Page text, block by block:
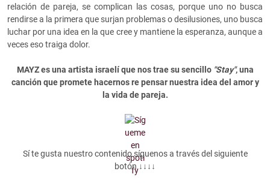
relación de pareja, se complican las cosas, porque uno no busca
rendirse a la primera que surjan problemas o desilusiones, uno busca
luchar por una idea en la que cree y mantiene la esperanza, aunque a
veces eso traiga dolor.
MAYZ es una artista israelí que nos trae su sencillo "Stay", una
canción que promete hacernos re pensar nuestra idea del amor y
la vida de pareja.
Sí te gusta nuestro contenido síguenos a través del siguiente
botón ↓↓↓↓